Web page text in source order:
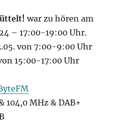
war zu hören am
– 17:00-19:00 Uhr.
von 7:00-9:00 Uhr
15:00-17:00 Uhr
104,0 MHz & DAB+